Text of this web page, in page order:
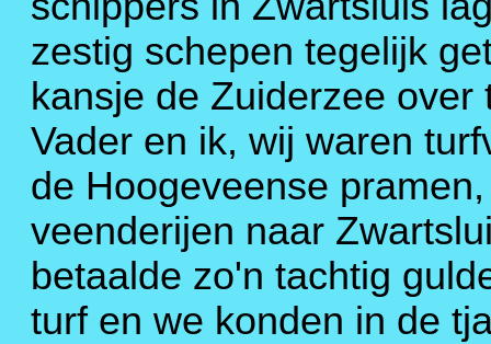
zestig schepen tegelijk
kansje de Zuiderzee over
Vader en ik, wij waren
de Hoogeveense
veenderijen naar
betaalde zo'n tachtig
turf en we konden in de